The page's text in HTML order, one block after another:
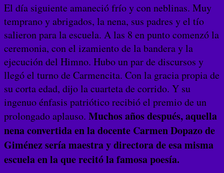
El día siguiente amaneció frío y con neblinas. Muy
temprano y abrigados, la nena, sus padres y el tío
salieron para la escuela. A las 8 en punto comenzó la
ceremonia, con el izamiento de la bandera y la
ejecución del Himno. Hubo un par de discursos y
llegó el turno de Carmencita. Con la gracia propia de
su corta edad, dijo la cuarteta de corrido. Y su
ingenuo énfasis patriótico recibió el premio de un
prolongado aplauso. Muchos años después, aquella
nena convertida en la docente Carmen Dopazo de
Giménez sería maestra y directora de esa misma
escuela en la que recitó la famosa poesía.